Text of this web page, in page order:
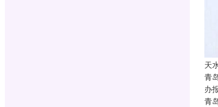
天
青
办
青